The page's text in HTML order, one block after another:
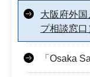
大阪府外
プ相談窓口
「Osaka